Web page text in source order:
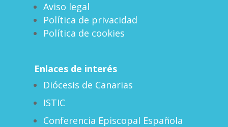
Aviso legal
Política de privacidad
Política de cookies
Enlaces de interés
Diócesis de Canarias
ISTIC
Conferencia Episcopal Española